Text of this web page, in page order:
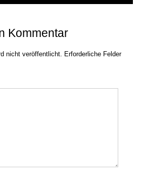
Kommentar
nicht veröffentlicht. Erforderliche Felder